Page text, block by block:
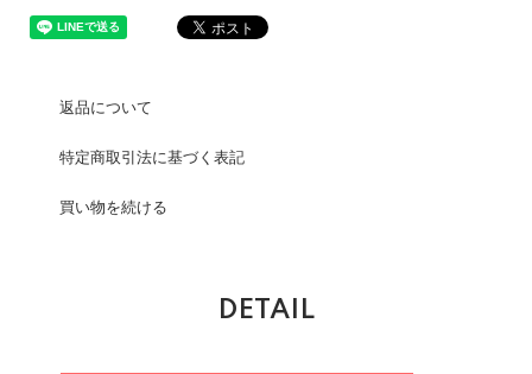
返品について
特定商取引法に基づく表記
買い物を続ける
DETAIL